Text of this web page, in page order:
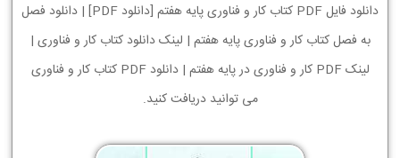
دانلود فایل PDF کتاب کار و فناوری پایه هفتم [دانلود PDF] | دانلود فصل
به فصل کتاب کار و فناوری پایه هفتم | لینک دانلود کتاب کار و فناوری |
لینک PDF کار و فناوری در پایه هفتم | دانلود PDF کتاب کار و فناوری
می توانید دریافت کنید.